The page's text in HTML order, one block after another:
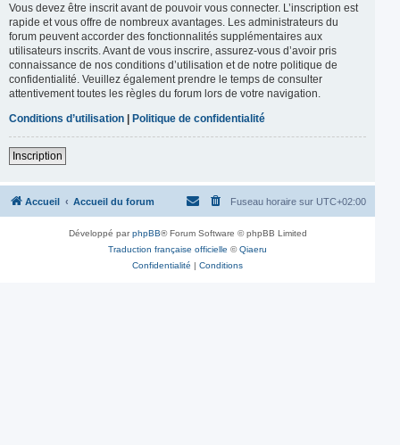
Vous devez être inscrit avant de pouvoir vous connecter. L’inscription est
rapide et vous offre de nombreux avantages. Les administrateurs du
forum peuvent accorder des fonctionnalités supplémentaires aux
utilisateurs inscrits. Avant de vous inscrire, assurez-vous d’avoir pris
connaissance de nos conditions d’utilisation et de notre politique de
confidentialité. Veuillez également prendre le temps de consulter
attentivement toutes les règles du forum lors de votre navigation.
Conditions d’utilisation | Politique de confidentialité
Inscription
Accueil Accueil du forum Fuseau horaire sur UTC+02:00
Développé parphpBB® Forum Software © phpBB Limited
Traduction française officielle ©Qiaeru
Confidentialité | Conditions